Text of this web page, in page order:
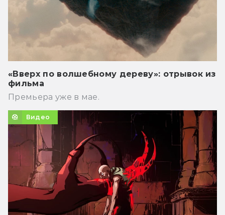
«Вверх по волшебному дереву»: отрывок из
фильма
Премьера уже в мае.
Видео